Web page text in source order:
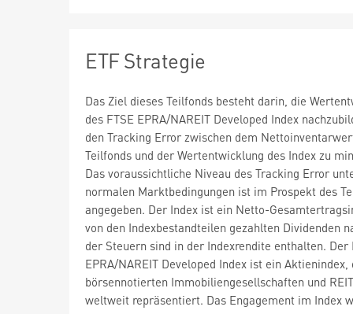
ETF Strategie
Das Ziel dieses Teilfonds besteht darin, die
des FTSE EPRA/NAREIT Developed Index
den Tracking Error zwischen dem
Teilfonds und der Wertentwicklung des Index zu
Das voraussichtliche Niveau des Tracking Error
normalen Marktbedingungen ist im Prospekt des
angegeben. Der Index ist ein Netto-
von den Indexbestandteilen gezahlten Dividenden
der Steuern sind in der Indexrendite enthalten. Der
EPRA/NAREIT Developed Index ist ein Aktienindex,
börsennotierten Immobiliengesellschaften und
weltweit repräsentiert. Das Engagement im Index